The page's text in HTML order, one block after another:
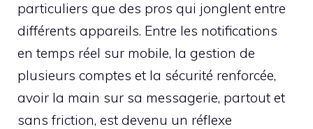
particuliers que des pros qui jonglent entre
différents appareils. Entre les notifications
en temps réel sur mobile, la gestion de
plusieurs comptes et la sécurité renforcée,
avoir la main sur sa messagerie, partout et
sans friction, est devenu un réflexe